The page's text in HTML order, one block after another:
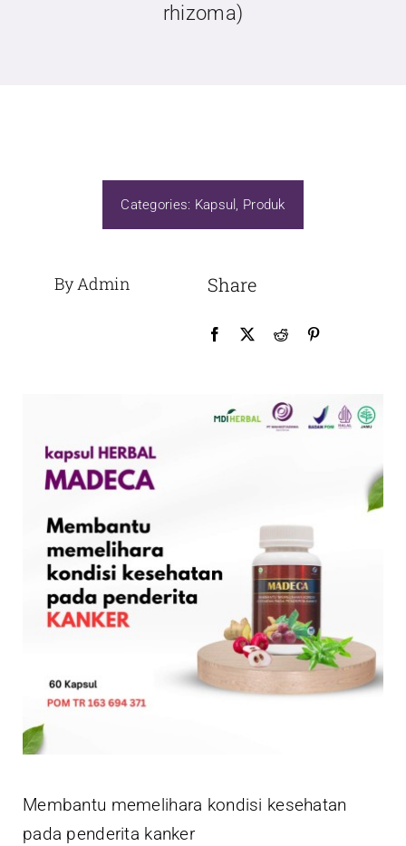
rhizoma)
Categories: Kapsul , Produk
By Admin Share
Membantu memelihara kondisi kesehatan
pada penderita kanker